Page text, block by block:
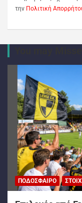
την Πολιτική
ΠΟΔΌΣΦΑΙΡΟ